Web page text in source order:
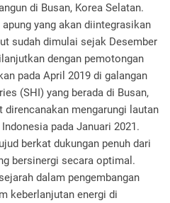
di Busan, Korea Selatan.
yang akan diintegrasikan
sudah dimulai sejak Desember
dengan pemotongan
pada April 2019 di galangan
(SHI) yang berada di Busan,
direncanakan mengarungi lautan
pada Januari 2021.
berkat dukungan penuh dari
bersinergi secara optimal.
dalam pengembangan
keberlanjutan energi di